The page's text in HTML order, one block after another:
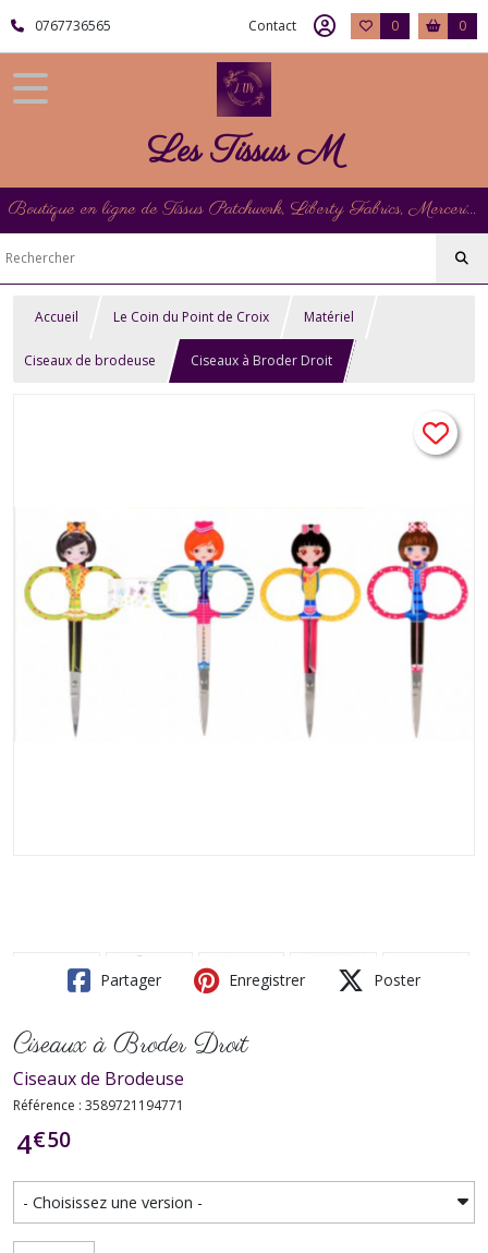
0767736565 Contact 0 0
Les Tissus M
Boutique en ligne de Tissus Patchwork, Liberty Fabrics, Mercerie et Matériel de Point de Croix
Accueil Le Coin du Point de Croix Matériel
Ciseaux de brodeuse Ciseaux à Broder Droit
Partager Enregistrer Poster
Ciseaux à Broder Droit
Ciseaux de Brodeuse
Référence : 3589721194771
4€50